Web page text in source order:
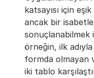
katsayısı için
ancak bir
sonuçlanabilmek
örneğin, ilk
formda olmayan
iki tablo